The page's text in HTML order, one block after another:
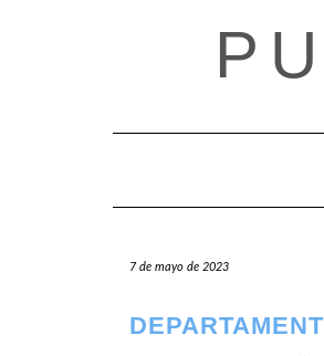
7 de mayo de 2023